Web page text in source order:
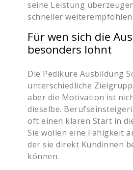
seine Leistung
schneller weiterempfohlen.
Für wen sich die
besonders lohnt
Die Pediküre Ausbildung
unterschiedliche
aber die Motivation ist
dieselbe.
oft einen klaren Start in
Sie wollen eine Fähigkeit
der sie direkt Kundinnen
können.